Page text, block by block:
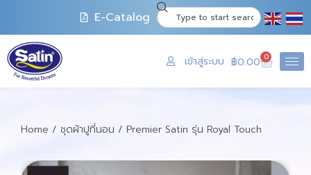
E-Catalog
เข้าสู่ระบบ ฿0.00 0
Home / ชุดผ้าปูที่นอน / Premier Satin รุ่น Royal Touch